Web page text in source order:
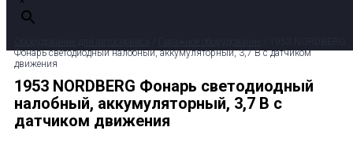
Фонарь светодиодный налобный, аккумуляторный, 3,7 В c датчиком
движения
1953 NORDBERG Фонарь светодиодный
налобный, аккумуляторный, 3,7 В c
датчиком движения